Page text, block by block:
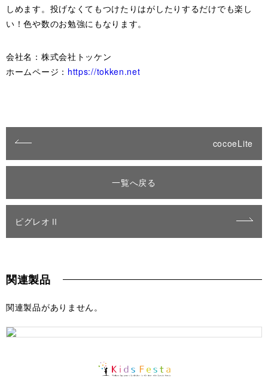
しめます。投げなくてもつけたりはがしたりするだけでも楽し
い！色や数のお勉強にもなります。
会社名：株式会社トッケン
ホームページ： https://tokken.net
cocoeLite
一覧へ戻る
ピグレオⅡ
関連製品
関連製品がありません。